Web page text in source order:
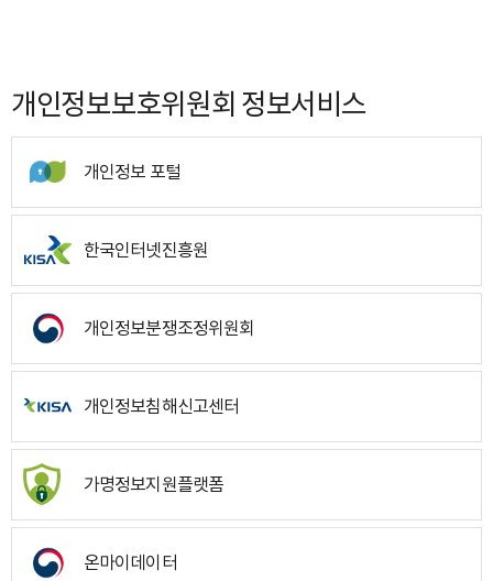
개인정보보호위원회 정보서비스
개인정보 포털
한국인터넷진흥원
개인정보분쟁조정위원회
개인정보침해신고센터
가명정보지원플랫폼
온마이데이터